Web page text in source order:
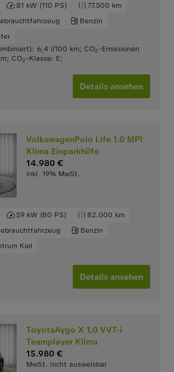
81 kW (110 PS)
77.500 km
Benzin
6,4 l/100 km; CO2-Emissionen
; CO2-Klasse: E;
Details ansehen
VolkswagenPolo Life 1.0 MPI
Klima Einparkhilfe
14.980 €
inkl. 19% MwSt.
59 kW (80 PS)
82.000 km
Benzin
Kiel
Details ansehen
ToyotaAygo X 1,0 VVT-i
Teamplayer Klima
15.980 €
MwSt. nicht ausweisbar